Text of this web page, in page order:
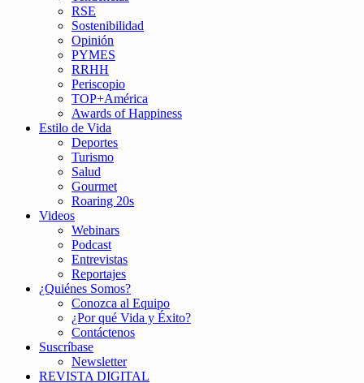
RSE
Sostenibilidad
Opinión
PYMES
RRHH
Periscopio
TOP+América
Awards of Happiness
Estilo de Vida
Deportes
Turismo
Salud
Gourmet
Roaring 20s
Videos
Webinars
Podcast
Entrevistas
Reportajes
¿Quiénes Somos?
Conozca al Equipo
¿Por qué Vida y Éxito?
Contáctenos
Suscríbase
Newsletter
REVISTA DIGITAL